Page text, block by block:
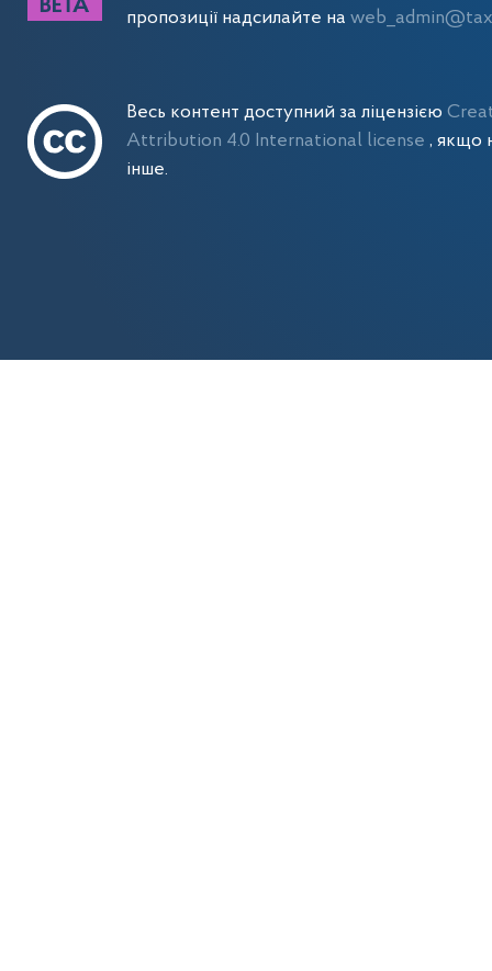
пропозиції надсилайте на
Весь контент доступний за ліцензією
Attribution 4.0 International license , якщо
інше.